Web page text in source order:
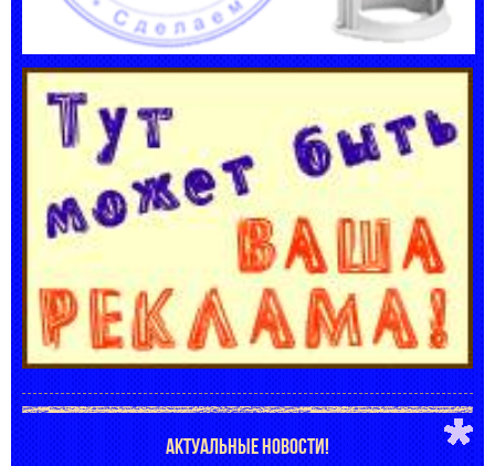
АКТУАЛЬНЫЕ НОВОСТИ!